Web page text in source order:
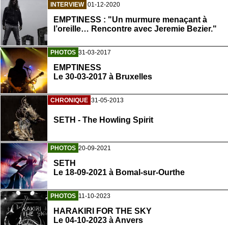
INTERVIEW 01-12-2020
EMPTINESS : "Un murmure menaçant à
l’oreille… Rencontre avec Jeremie Bezier."
PHOTOS 31-03-2017
EMPTINESS
Le 30-03-2017 à Bruxelles
CHRONIQUE 31-05-2013
SETH - The Howling Spirit
PHOTOS 20-09-2021
SETH
Le 18-09-2021 à Bomal-sur-Ourthe
PHOTOS 11-10-2023
HARAKIRI FOR THE SKY
Le 04-10-2023 à Anvers